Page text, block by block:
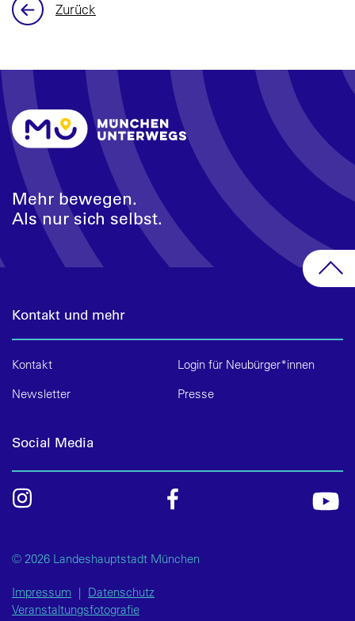
Zurück
Mehr bewegen.
Als nur sich selbst.
Kontakt und mehr
Kontakt
Login für Neubürger*innen
Newsletter
Presse
Social Media
© 2026 Landeshauptstadt München
Impressum | Datenschutz
Veranstaltungsfotografie